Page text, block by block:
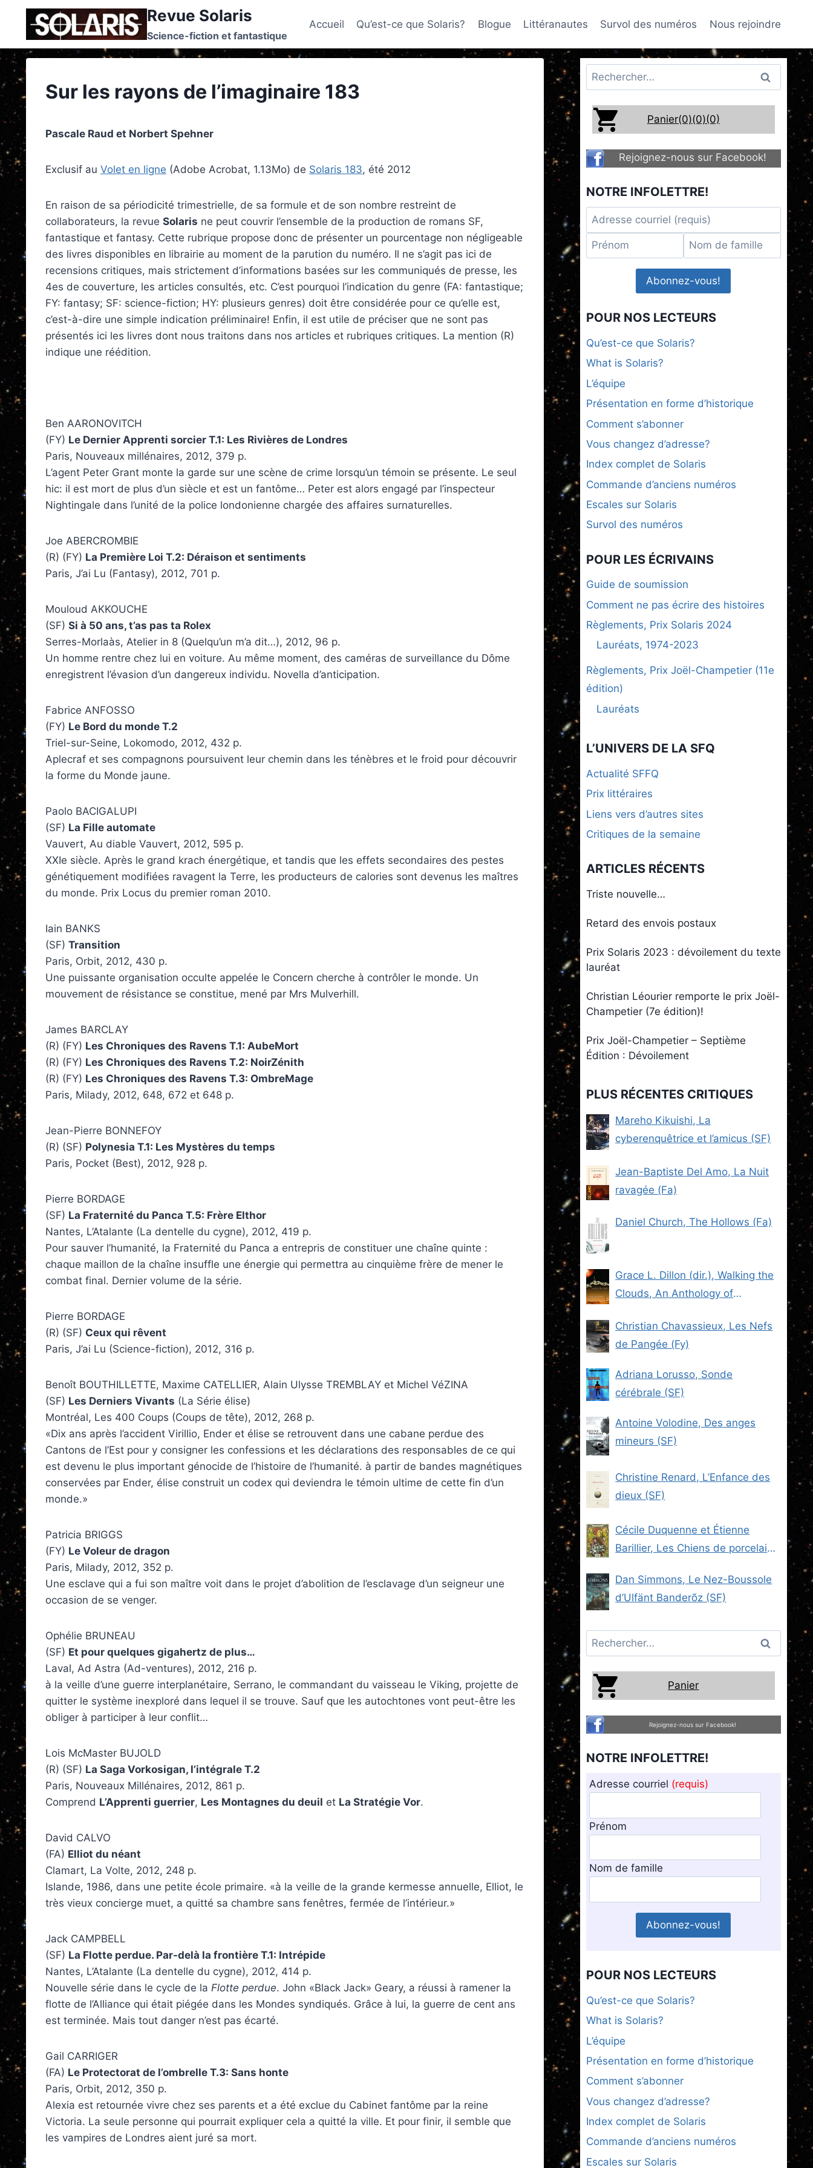
content
Revue Solaris
Science-fiction et fantastique
Accueil Qu’est-ce que Solaris? Blogue Littéranautes Survol des numéros Nous rejoindre
Sur les rayons de l’imaginaire 183
Pascale Raud et Norbert Spehner
Exclusif au Volet en ligne (Adobe Acrobat, 1.13Mo) de Solaris 183, été 2012
En raison de sa périodicité trimestrielle, de sa formule et de son nombre restreint de
collaborateurs, la revue Solaris ne peut couvrir l’ensemble de la production de romans SF,
fantastique et fantasy. Cette rubrique propose donc de présenter un pourcentage non négligeable
des livres disponibles en librairie au moment de la parution du numéro. Il ne s’agit pas ici de
recensions critiques, mais strictement d’informations basées sur les communiqués de presse, les
4es de couverture, les articles consultés, etc. C’est pourquoi l’indication du genre (FA: fantastique;
FY: fantasy; SF: science-fiction; HY: plusieurs genres) doit être considérée pour ce qu’elle est,
c’est-à-dire une simple indication préliminaire! Enfin, il est utile de préciser que ne sont pas
présentés ici les livres dont nous traitons dans nos articles et rubriques critiques. La mention (R)
indique une réédition.
Ben AARONOVITCH
(FY) Le Dernier Apprenti sorcier T.1: Les Rivières de Londres
Paris, Nouveaux millénaires, 2012, 379 p.
L’agent Peter Grant monte la garde sur une scène de crime lorsqu’un témoin se présente. Le seul
hic: il est mort de plus d’un siècle et est un fantôme… Peter est alors engagé par l’inspecteur
Nightingale dans l’unité de la police londonienne chargée des affaires surnaturelles.
Joe ABERCROMBIE
(R) (FY) La Première Loi T.2: Déraison et sentiments
Paris, J’ai Lu (Fantasy), 2012, 701 p.
Mouloud AKKOUCHE
(SF) Si à 50 ans, t’as pas ta Rolex
Serres-Morlaàs, Atelier in 8 (Quelqu’un m’a dit…), 2012, 96 p.
Un homme rentre chez lui en voiture. Au même moment, des caméras de surveillance du Dôme
enregistrent l’évasion d’un dangereux individu. Novella d’anticipation.
Fabrice ANFOSSO
(FY) Le Bord du monde T.2
Triel-sur-Seine, Lokomodo, 2012, 432 p.
Aplecraf et ses compagnons poursuivent leur chemin dans les ténèbres et le froid pour découvrir
la forme du Monde jaune.
Paolo BACIGALUPI
(SF) La Fille automate
Vauvert, Au diable Vauvert, 2012, 595 p.
XXIe siècle. Après le grand krach énergétique, et tandis que les effets secondaires des pestes
génétiquement modifiées ravagent la Terre, les producteurs de calories sont devenus les maîtres
du monde. Prix Locus du premier roman 2010.
Iain BANKS
(SF) Transition
Paris, Orbit, 2012, 430 p.
Une puissante organisation occulte appelée le Concern cherche à contrôler le monde. Un
mouvement de résistance se constitue, mené par Mrs Mulverhill.
James BARCLAY
(R) (FY) Les Chroniques des Ravens T.1: AubeMort
(R) (FY) Les Chroniques des Ravens T.2: NoirZénith
(R) (FY) Les Chroniques des Ravens T.3: OmbreMage
Paris, Milady, 2012, 648, 672 et 648 p.
Jean-Pierre BONNEFOY
(R) (SF) Polynesia T.1: Les Mystères du temps
Paris, Pocket (Best), 2012, 928 p.
Pierre BORDAGE
(SF) La Fraternité du Panca T.5: Frère Elthor
Nantes, L’Atalante (La dentelle du cygne), 2012, 419 p.
Pour sauver l’humanité, la Fraternité du Panca a entrepris de constituer une chaîne quinte :
chaque maillon de la chaîne insuffle une énergie qui permettra au cinquième frère de mener le
combat final. Dernier volume de la série.
Pierre BORDAGE
(R) (SF) Ceux qui rêvent
Paris, J’ai Lu (Science-fiction), 2012, 316 p.
Benoît BOUTHILLETTE, Maxime CATELLIER, Alain Ulysse TREMBLAY et Michel VéZINA
(SF) Les Derniers Vivants (La Série élise)
Montréal, Les 400 Coups (Coups de tête), 2012, 268 p.
«Dix ans après l’accident Virillio, Ender et élise se retrouvent dans une cabane perdue des
Cantons de l’Est pour y consigner les confessions et les déclarations des responsables de ce qui
est devenu le plus important génocide de l’histoire de l’humanité. à partir de bandes magnétiques
conservées par Ender, élise construit un codex qui deviendra le témoin ultime de cette fin d’un
monde.»
Patricia BRIGGS
(FY) Le Voleur de dragon
Paris, Milady, 2012, 352 p.
Une esclave qui a fui son maître voit dans le projet d’abolition de l’esclavage d’un seigneur une
occasion de se venger.
Ophélie BRUNEAU
(SF) Et pour quelques gigahertz de plus…
Laval, Ad Astra (Ad-ventures), 2012, 216 p.
à la veille d’une guerre interplanétaire, Serrano, le commandant du vaisseau le Viking, projette de
quitter le système inexploré dans lequel il se trouve. Sauf que les autochtones vont peut-être les
obliger à participer à leur conflit…
Lois McMaster BUJOLD
(R) (SF) La Saga Vorkosigan, l’intégrale T.2
Paris, Nouveaux Millénaires, 2012, 861 p.
Comprend L’Apprenti guerrier, Les Montagnes du deuil et La Stratégie Vor.
David CALVO
(FA) Elliot du néant
Clamart, La Volte, 2012, 248 p.
Islande, 1986, dans une petite école primaire. «à la veille de la grande kermesse annuelle, Elliot, le
très vieux concierge muet, a quitté sa chambre sans fenêtres, fermée de l’intérieur.»
Jack CAMPBELL
(SF) La Flotte perdue. Par-delà la frontière T.1: Intrépide
Nantes, L’Atalante (La dentelle du cygne), 2012, 414 p.
Nouvelle série dans le cycle de la Flotte perdue. John «Black Jack» Geary, a réussi à ramener la
flotte de l’Alliance qui était piégée dans les Mondes syndiqués. Grâce à lui, la guerre de cent ans
est terminée. Mais tout danger n’est pas écarté.
Gail CARRIGER
(FA) Le Protectorat de l’ombrelle T.3: Sans honte
Paris, Orbit, 2012, 350 p.
Alexia est retournée vivre chez ses parents et a été exclue du Cabinet fantôme par la reine
Victoria. La seule personne qui pourrait expliquer cela a quitté la ville. Et pour finir, il semble que
les vampires de Londres aient juré sa mort.
Rechercher :
Panier(0)(0)(0)
Rejoignez-nous sur Facebook!
NOTRE INFOLETTRE!
POUR NOS LECTEURS
Qu’est-ce que Solaris?
What is Solaris?
L’équipe
Présentation en forme d’historique
Comment s’abonner
Vous changez d’adresse?
Index complet de Solaris
Commande d’anciens numéros
Escales sur Solaris
Survol des numéros
POUR LES ÉCRIVAINS
Guide de soumission
Comment ne pas écrire des histoires
Règlements, Prix Solaris 2024
Lauréats, 1974-2023
Règlements, Prix Joël-Champetier (11e
édition)
Lauréats
L’UNIVERS DE LA SFQ
Actualité SFFQ
Prix littéraires
Liens vers d’autres sites
Critiques de la semaine
ARTICLES RÉCENTS
Triste nouvelle…
Retard des envois postaux
Prix Solaris 2023 : dévoilement du texte
lauréat
Christian Léourier remporte le prix Joël-
Champetier (7e édition)!
Prix Joël-Champetier – Septième
Édition : Dévoilement
PLUS RÉCENTES CRITIQUES
Mareho Kikuishi, La
cyberenquêtrice et l’amicus (SF)
Jean-Baptiste Del Amo, La Nuit
ravagée (Fa)
Daniel Church, The Hollows (Fa)
Grace L. Dillon (dir.), Walking the
Clouds, An Anthology of
Christian Chavassieux, Les Nefs
de Pangée (Fy)
Adriana Lorusso, Sonde
cérébrale (SF)
Antoine Volodine, Des anges
mineurs (SF)
Christine Renard, L’Enfance des
dieux (SF)
Cécile Duquenne et Étienne
Barillier, Les Chiens de porcelaine
Dan Simmons, Le Nez-Boussole
d’Ulfänt Banderõz (SF)
Rechercher :
Panier
Rejoignez-nous sur Facebook!
NOTRE INFOLETTRE!
Adresse courriel (requis)
Prénom
Nom de famille
POUR NOS LECTEURS
Qu’est-ce que Solaris?
What is Solaris?
L’équipe
Présentation en forme d’historique
Comment s’abonner
Vous changez d’adresse?
Index complet de Solaris
Commande d’anciens numéros
Escales sur Solaris